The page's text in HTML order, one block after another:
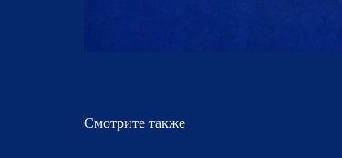
Смотрите также